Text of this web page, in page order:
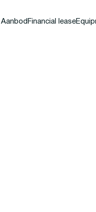
Aanbod Financial lease